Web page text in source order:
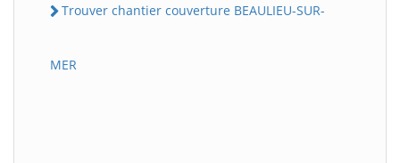
Trouver chantier couverture BEAULIEU-SUR-
MER